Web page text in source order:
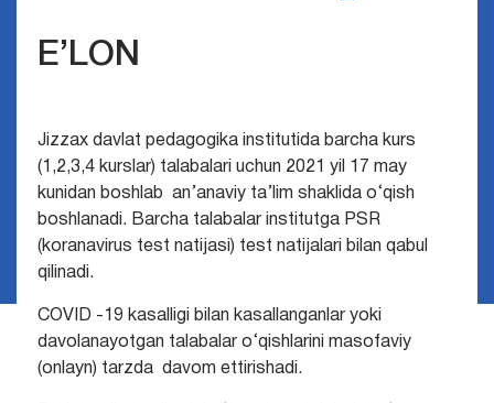
E’LON
Jizzax davlat pedagogika institutida barcha kurs
(1,2,3,4 kurslar) talabalari uchun 2021 yil 17 may
kunidan boshlab an’anaviy ta’lim shaklida o‘qish
boshlanadi. Barcha talabalar institutga PSR
(koranavirus test natijasi) test natijalari bilan qabul
qilinadi.
COVID -19 kasalligi bilan kasallanganlar yoki
davolanayotgan talabalar o‘qishlarini masofaviy
(onlayn) tarzda davom ettirishadi.